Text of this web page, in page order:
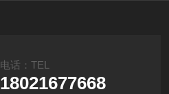
电话：TEL
18021677668